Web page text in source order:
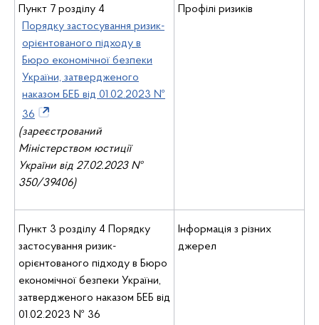
Пункт 7 розділу 4
Порядку застосування ризик-
орієнтованого підходу в
Бюро економічної безпеки
України, затвердженого
наказом БЕБ від 01.02.2023 №
36
(зареєстрований
Міністерством юстиції
України від 27.02.2023 №
350/39406)
Профілі ризиків
Пункт 3 розділу 4 Порядку
застосування ризик-
орієнтованого підходу в Бюро
економічної безпеки України,
затвердженого наказом БЕБ від
01.02.2023 № 36
Інформація з різних
джерел